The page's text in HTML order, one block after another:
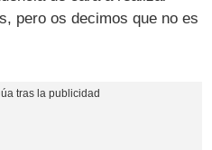
pero os decimos que no es